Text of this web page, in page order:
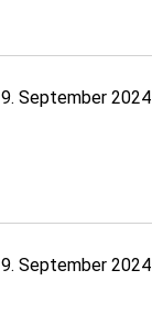
9. September 2024
9. September 2024